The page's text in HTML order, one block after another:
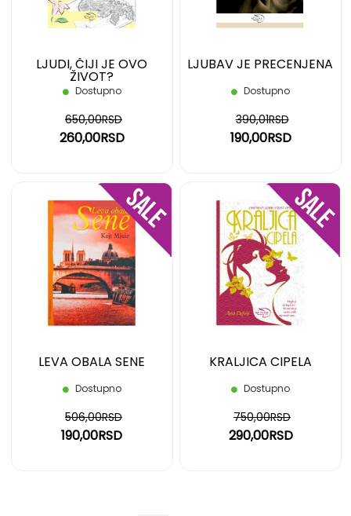
LJUDI, ČIJI JE OVO
ŽIVOT?
Dostupno
260,00RSD
650,00RSD
LJUBAV JE PRECENJENA
Dostupno
190,00RSD
390,01RSD
LEVA OBALA SENE
Dostupno
190,00RSD
506,00RSD
DODAJ
NA
KRALJICA CIPELA
Dostupno
290,00RSD
750,00RSD
NA